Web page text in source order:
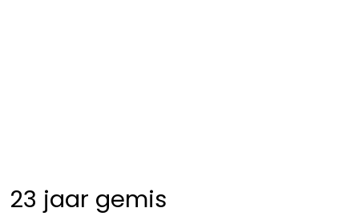
23 jaar gemis